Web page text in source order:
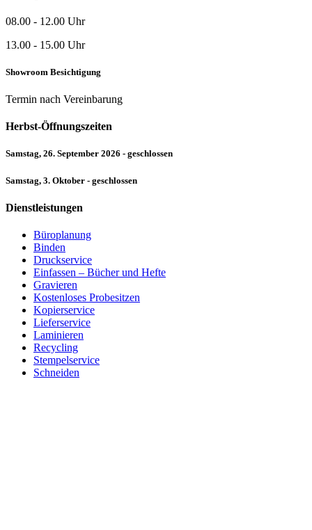
08.00 - 12.00 Uhr
13.00 - 15.00 Uhr
Showroom Besichtigung
Termin nach Vereinbarung
Herbst-Öffnungszeiten
Samstag, 26. September 2026 - geschlossen
Samstag, 3. Oktober - geschlossen
Dienstleistungen
Büroplanung
Binden
Druckservice
Einfassen – Bücher und Hefte
Gravieren
Kostenloses Probesitzen
Kopierservice
Lieferservice
Laminieren
Recycling
Stempelservice
Schneiden